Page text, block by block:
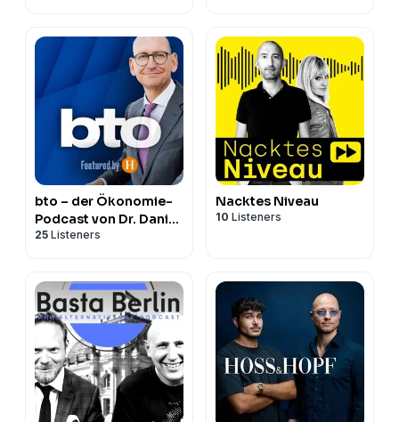
bto – der Ökonomie-
Podcast von Dr. Daniel
Stelter
25 Listeners
Nacktes Niveau
10 Listeners